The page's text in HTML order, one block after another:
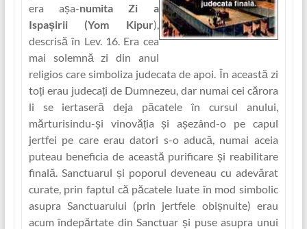
era așa-numita Zi a
Ispașirii (Yom Kipur),
descrisă în Lev. 16. Era cea
mai solemnă zi din anul
religios care simboliza judecata de apoi. În această zi
toți erau judecaț‏i de Dumnezeu, dar numai cei cărora
li se iertaseră deja păcatele în cursul anului,
mărturisindu-și vinovăț‏ia și așezând-o pe capul
jertfei pe care erau datori s-o aducă, numai aceia
puteau beneficia de această purificare și reabilitare
finală. Sanctuarul și poporul deveneau cu adevărat
curate, prin faptul că păcatele luate în mod simbolic
asupra Sanctuarului (prin jertfele obișnuite) erau
acum îndepărtate din Sanctuar și puse asupra unui